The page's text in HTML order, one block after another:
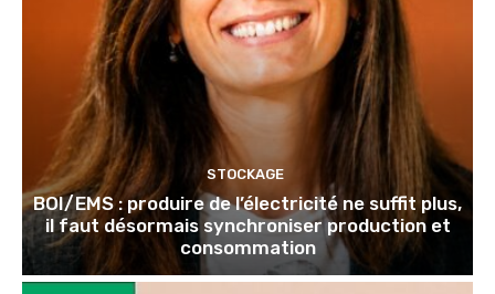
STOCKAGE
BOI/EMS : produire de l’électricité ne suffit plus,
il faut désormais synchroniser production et
consommation